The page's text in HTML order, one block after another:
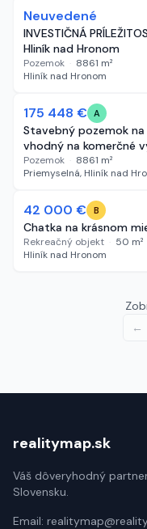
201 dní
Neuvedené
INVESTIČNÁ
Hliník nad Hronom
Pozemok · 8861 m²
Hliník nad Hronom
362 dní
175 448 € A
Stavebný pozemok
vhodný na komerčné
vrátane výstavby ČSPH
Pozemok · 8861 m²
Priemyselná, Hliník nad
565 dní
42 000 € B
Chatka na krásnom
Rekreačný objekt · 50 m²
Hliník nad Hronom
←
realitymap.sk
Váš dôveryhodný
Slovensku.
Email: